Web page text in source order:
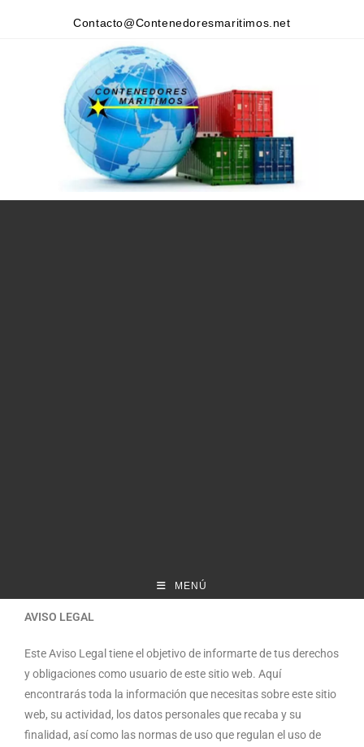
Contacto@Contenedoresmaritimos.net
MENÚ
AVISO LEGAL
Este Aviso Legal tiene el objetivo de informarte de tus derechos
y obligaciones como usuario de este sitio web. Aquí
encontrarás toda la información que necesitas sobre este sitio
web, su actividad, los datos personales que recaba y su
finalidad, así como las normas de uso que regulan el uso de